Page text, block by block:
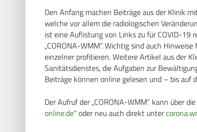
Den Anfang machen Beiträge aus der Klinik
welche vor allem die radiologischen
ist eine Auflistung von Links zu für COVID-
„CORONA-WMM“. Wichtig sind auch
einzelner profitieren. Weitere Artikel aus der
Sanitätsdienstes, die Aufgaben zur
Beiträge können online gelesen und – bis auf
Der Aufruf der „CORONA-WMM“ kann über
online.de“ oder neu auch direkt unter